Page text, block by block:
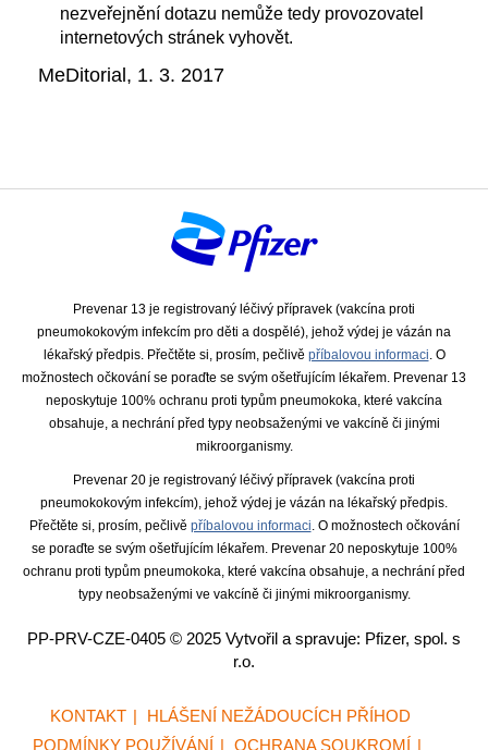
nezveřejnění dotazu nemůže tedy provozovatel
internetových stránek vyhovět.
MeDitorial, 1. 3. 2017
Prevenar 13 je registrovaný léčivý přípravek (vakcína proti
pneumokokovým infekcím pro děti a dospělé), jehož výdej je vázán na
lékařský předpis. Přečtěte si, prosím, pečlivě příbalovou informaci. O
možnostech očkování se poraďte se svým ošetřujícím lékařem. Prevenar 13
neposkytuje 100% ochranu proti typům pneumokoka, které vakcína
obsahuje, a nechrání před typy neobsaženými ve vakcíně či jinými
mikroorganismy.
Prevenar 20 je registrovaný léčivý přípravek (vakcína proti
pneumokokovým infekcím), jehož výdej je vázán na lékařský předpis.
Přečtěte si, prosím, pečlivě příbalovou informaci. O možnostech očkování
se poraďte se svým ošetřujícím lékařem. Prevenar 20 neposkytuje 100%
ochranu proti typům pneumokoka, které vakcína obsahuje, a nechrání před
typy neobsaženými ve vakcíně či jinými mikroorganismy.
PP-PRV-CZE-0405 © 2025 Vytvořil a spravuje: Pfizer, spol. s
r.o.
KONTAKT
HLÁŠENÍ NEŽÁDOUCÍCH PŘÍHOD
PODMÍNKY POUŽÍVÁNÍ
OCHRANA SOUKROMÍ